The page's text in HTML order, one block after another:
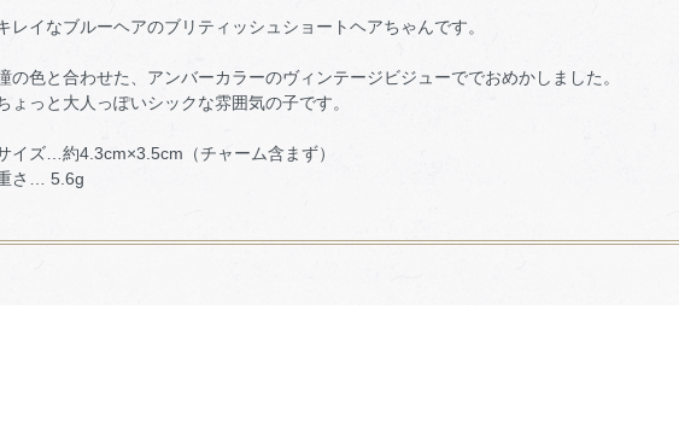
レイなブルーヘアのブリティッシュショートヘアちゃんです。
の色と合わせた、アンバーカラーのヴィンテージビジューででおめかしました。
ょっと大人っぽいシックな雰囲気の子です。
イズ…約4.3cm×3.5cm（チャーム含まず）
さ… 5.6g